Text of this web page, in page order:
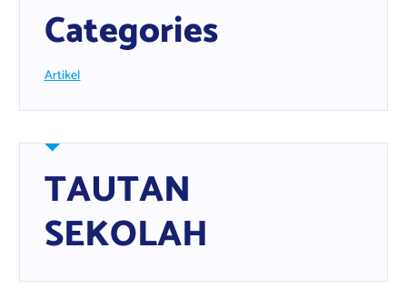
Categories
Artikel
TAUTAN
SEKOLAH